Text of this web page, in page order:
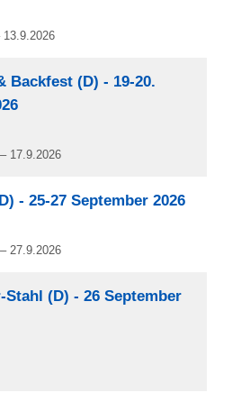
13.9.2026
Backfest (D) - 19-20.
17.9.2026
- 25-27 September 2026
27.9.2026
Stahl (D) - 26 September